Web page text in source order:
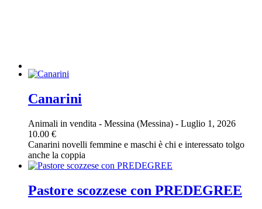
Canarini
Animali in vendita - Messina (Messina) - Luglio 1, 2026
10.00 €
Canarini novelli femmine e maschi è chi e interessato tolgo
anche la coppia
Pastore scozzese con PREDEGREE